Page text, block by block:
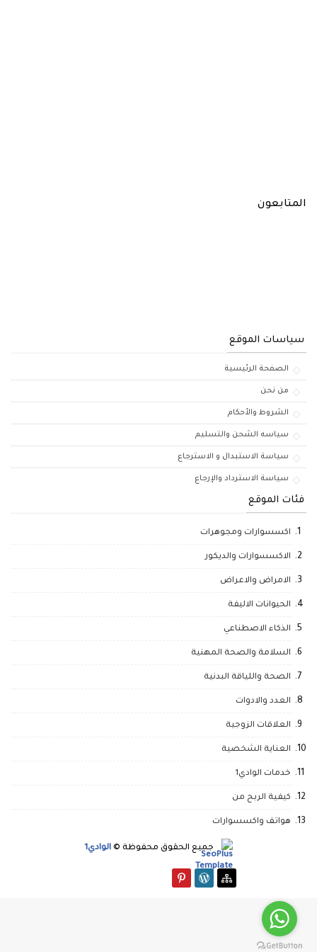
المتابعون
سياسات الموقع
الصفحة الرئيسية
من نحن
الشروط والأحكام
سياسه الشحن والتسليم
سياسة الاستبدال و الاسترجاع
سياسة الاسترداد والإرجاع
فئات الموقع
اكسسوارات ومجوهرات
الاكسسوارات والديكور
الامراض والاعراض
الحيوانات الاليفة
الذكاء الاصطناعي
السلامة والصحة المهنية
الصحة واللياقة البدنية
العدد والادوات
العلاقات الزوجية
العناية الشخصية
خدمات الوادي1
كيفية الربح من
هواتف واكسسوارات
جميع الحقوق محفوظة © الوادي1